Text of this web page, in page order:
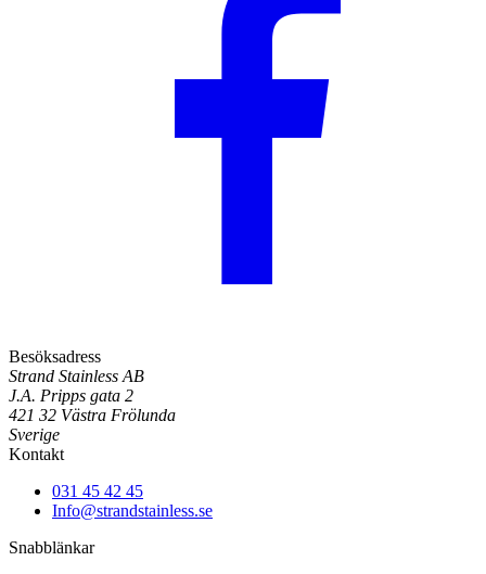
Besöksadress
Strand Stainless AB
J.A. Pripps gata 2
421 32 Västra Frölunda
Sverige
Kontakt
031 45 42 45
Info@strandstainless.se
Snabblänkar